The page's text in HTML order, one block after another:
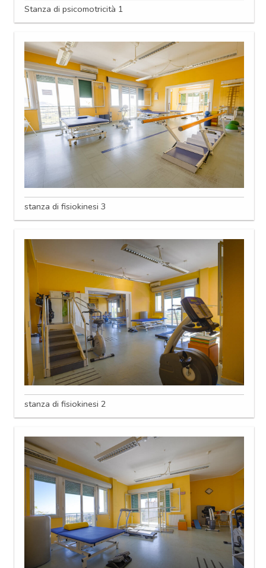
Stanza di psicomotricità 1
stanza di fisiokinesi 3
stanza di fisiokinesi 2